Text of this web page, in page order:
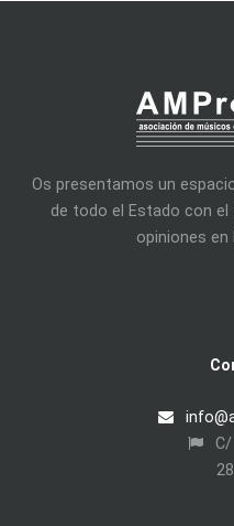
Os presentamos un
de todo el Estado con
opiniones
C/